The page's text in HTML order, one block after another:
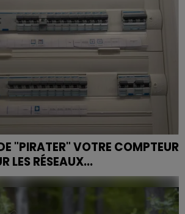
"PIRATER" VOTRE COMPTEUR
LES RÉSEAUX...
dans le cadre du plan national de
d'Enedis, un tribunal a prononcé
ferme. Un signal...